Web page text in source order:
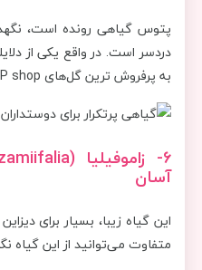
پتوس گیاهی رونده است،
دردسر است. در واقع یکی از
به پرفروش ترین گل‌های VIP shop شود، نگهداری راحت است.
6- زاموفیلیا (
آسان
این گیاه زیبا، بسیار برای
متفاوت می‌توانید از این گیاه